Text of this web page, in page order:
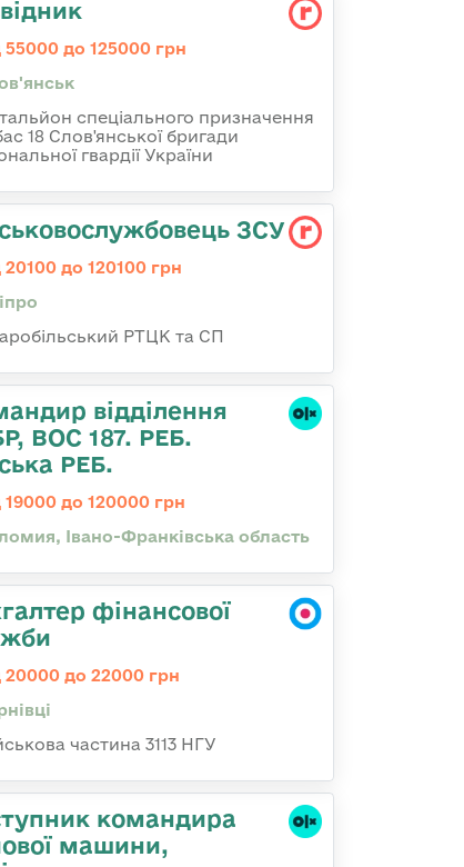
55000 до 125000 грн
спеціального призначення
18 Слов'янської бригади
гвардії України
ЗСУ
20100 до 120100 грн
РТЦК та СП
відділення
ВОС 187. РЕБ.
РЕБ.
19000 до 120000 грн
Івано-Франківська область
фінансової
20000 до 22000 грн
частина 3113 НГУ
командиpа
машини,